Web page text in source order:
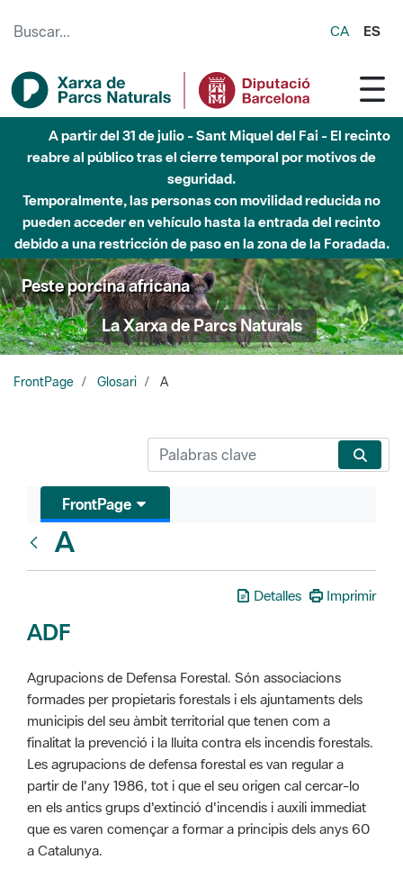
CA ES
A partir del 31 de julio - Sant Miquel del Fai - El recinto
reabre al público tras el cierre temporal por motivos de
seguridad.
Temporalmente, las personas con movilidad reducida no
pueden acceder en vehículo hasta la entrada del recinto
debido a una restricción de paso en la zona de la Foradada.
Peste porcina africana
La Xarxa de Parcs Naturals
FrontPage Glosari A
FrontPage
A
Detalles Imprimir
ADF
Agrupacions de Defensa Forestal. Són associacions
formades per propietaris forestals i els ajuntaments dels
municipis del seu àmbit territorial que tenen com a
finalitat la prevenció i la lluita contra els incendis forestals.
Les agrupacions de defensa forestal es van regular a
partir de l'any 1986, tot i que el seu origen cal cercar-lo
en els antics grups d'extinció d'incendis i auxili immediat
que es varen començar a formar a principis dels anys 60
a Catalunya.